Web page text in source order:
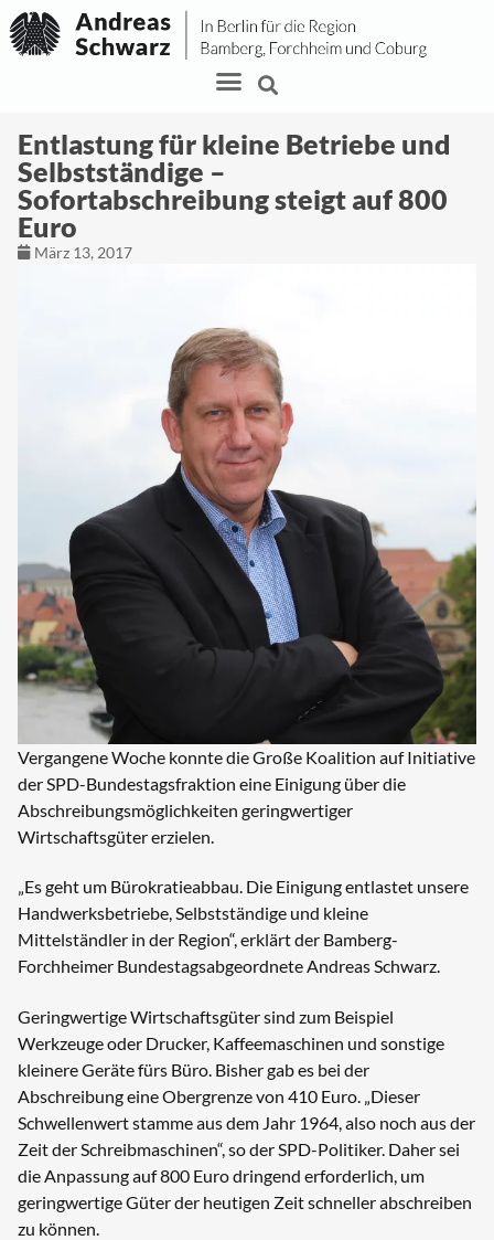
Entlastung für kleine Betriebe und
Selbstständige –
Sofortabschreibung steigt auf 800
Euro
März 13, 2017
Vergangene Woche konnte die Große Koalition auf Initiative
der SPD-Bundestagsfraktion eine Einigung über die
Abschreibungsmöglichkeiten geringwertiger
Wirtschaftsgüter erzielen.
„Es geht um Bürokratieabbau. Die Einigung entlastet unsere
Handwerksbetriebe, Selbstständige und kleine
Mittelständler in der Region“, erklärt der Bamberg-
Forchheimer Bundestagsabgeordnete Andreas Schwarz.
Geringwertige Wirtschaftsgüter sind zum Beispiel
Werkzeuge oder Drucker, Kaffeemaschinen und sonstige
kleinere Geräte fürs Büro. Bisher gab es bei der
Abschreibung eine Obergrenze von 410 Euro. „Dieser
Schwellenwert stamme aus dem Jahr 1964, also noch aus der
Zeit der Schreibmaschinen“, so der SPD-Politiker. Daher sei
die Anpassung auf 800 Euro dringend erforderlich, um
geringwertige Güter der heutigen Zeit schneller abschreiben
zu können.